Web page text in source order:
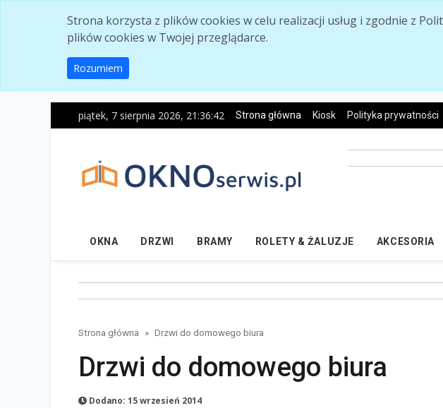
Strona korzysta z plików cookies w celu realizacji usług i zgodnie z
plików cookies w Twojej przeglądarce.
Rozumiem
piątek, 7 sierpnia 2026, 21:36:43 Strona główna Kiosk Polityka prywatności
OKNA DRZWI BRAMY ROLETY & ŻALUZJE AKCESORIA
Strona główna Drzwi do domowego biura
Drzwi do domowego biura
Dodano: 15 wrzesień 2014